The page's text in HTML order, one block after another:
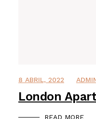
8 ABRIL, 2022
London
READ MORE